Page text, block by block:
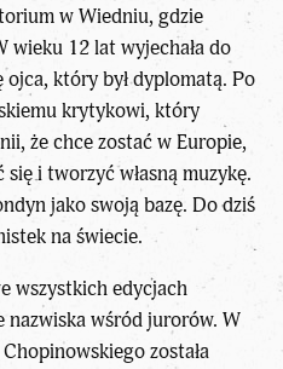
w Wiedniu, gdzie
wieku 12 lat wyjechała do
który był dyplomatą. Po
krytykowi, który
że chce zostać w Europie,
i tworzyć własną muzykę.
jako swoją bazę. Do dziś
na świecie.
wszystkich edycjach
nazwiska wśród jurorów. W
została